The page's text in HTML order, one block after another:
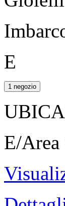
E
1 negozio
E/Area